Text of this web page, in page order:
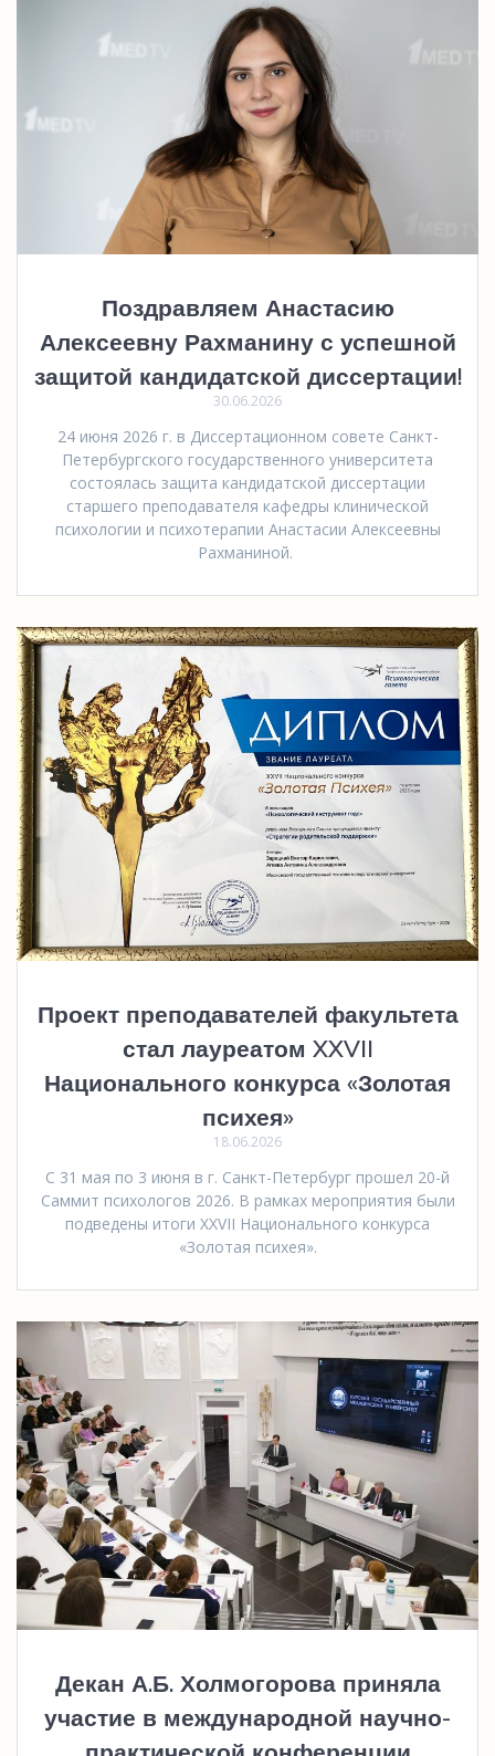
Поздравляем Анастасию
Алексеевну Рахманину с успешной
защитой кандидатской диссертации!
30.06.2026
24 июня 2026 г. в Диссертационном совете Санкт-
Петербургского государственного университета
состоялась защита кандидатской диссертации
старшего преподавателя кафедры клинической
психологии и психотерапии Анастасии Алексеевны
Рахманиной.
Проект преподавателей факультета
стал лауреатом XXVII
Национального конкурса «Золотая
психея»
18.06.2026
С 31 мая по 3 июня в г. Санкт-Петербург прошел 20-й
Саммит психологов 2026. В рамках мероприятия были
подведены итоги XXVII Национального конкурса
«Золотая психея».
Декан А.Б. Холмогорова приняла
участие в международной научно-